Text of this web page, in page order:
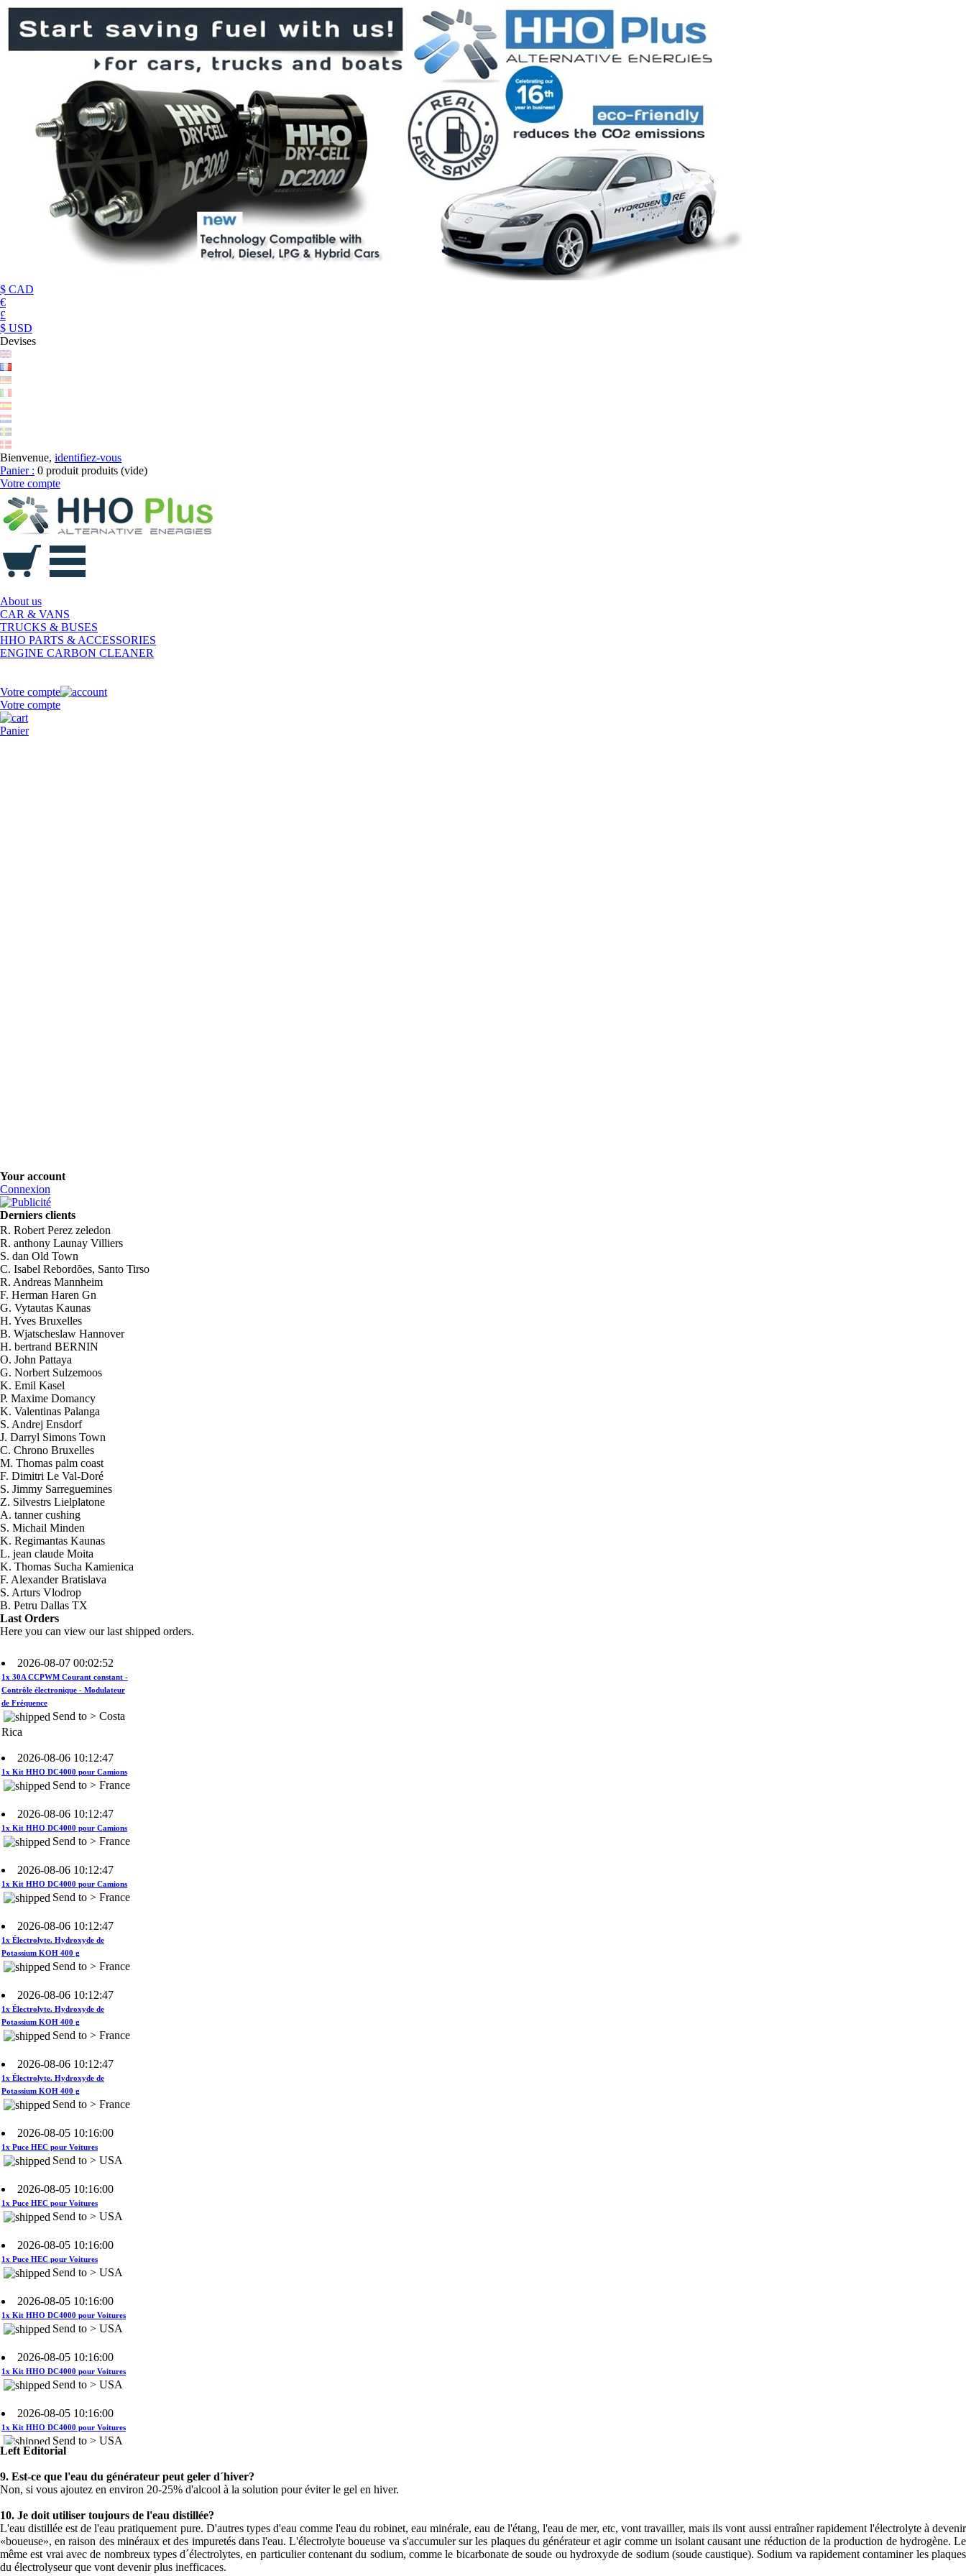
$ CAD
€
£
$ USD
Devises
Bienvenue, identifiez-vous
Panier : 0 produit produits (vide)
Votre compte
About us
CAR & VANS
TRUCKS & BUSES
HHO PARTS & ACCESSORIES
ENGINE CARBON CLEANER
Votre compte
Votre compte
Panier
Your account
Connexion
Derniers clients
R. Robert Perez zeledon
R. anthony Launay Villiers
S. dan Old Town
C. Isabel Rebordões, Santo Tirso
R. Andreas Mannheim
F. Herman Haren Gn
G. Vytautas Kaunas
H. Yves Bruxelles
B. Wjatscheslaw Hannover
H. bertrand BERNIN
O. John Pattaya
G. Norbert Sulzemoos
K. Emil Kasel
P. Maxime Domancy
K. Valentinas Palanga
S. Andrej Ensdorf
J. Darryl Simons Town
C. Chrono Bruxelles
M. Thomas palm coast
F. Dimitri Le Val-Doré
S. Jimmy Sarreguemines
Z. Silvestrs Lielplatone
A. tanner cushing
S. Michail Minden
K. Regimantas Kaunas
L. jean claude Moita
K. Thomas Sucha Kamienica
F. Alexander Bratislava
S. Arturs Vlodrop
B. Petru Dallas TX
Last Orders
Here you can view our last shipped orders.
2026-08-07 00:02:52
1x Kit HHO DC2000 pour Voitures
Send to > Costa
Rica
2026-08-07 00:02:52
Contrôle électronique - Modulateur
de Fréquence
Send to > Costa
Rica
2026-08-06 10:12:47
Send to > France
2026-08-06 10:12:47
Send to > France
2026-08-06 10:12:47
Send to > France
2026-08-06 10:12:47
Potassium KOH 400 g
Send to > France
2026-08-06 10:12:47
Potassium KOH 400 g
Send to > France
2026-08-06 10:12:47
Potassium KOH 400 g
Send to > France
2026-08-05 10:16:00
Send to > USA
2026-08-05 10:16:00
Send to > USA
2026-08-05 10:16:00
Send to > USA
2026-08-05 10:16:00
Send to > USA
2026-08-05 10:16:00
Send to > USA
2026-08-05 10:16:00
Send to > USA
2026-08-04 09:13:36
d'eau
Send to >
2026-08-04 09:13:36
1x Système de contrôle du niveau
d'eau
Send to >
Left Editorial
9. Est-ce que l'eau du générateur peut geler d´hiver?
Non, si vous ajoutez en environ 20-25% d'alcool à la solution pour éviter le gel en hiver.
10. Je doit utiliser toujours de l'eau distillée?
L'eau distillée est de l'eau pratiquement pure. D'autres types d'eau comme l'eau du robinet, eau minérale, eau de l'étang, l'eau de mer, etc, vont travailler, mais ils vont aussi entraîner rapidement l'électrolyte à devenir
«boueuse», en raison des minéraux et des impuretés dans l'eau. L'électrolyte boueuse va s'accumuler sur les plaques du générateur et agir comme un isolant causant une réduction de la production de hydrogène. Le
même est vrai avec de nombreux types d´électrolytes, en particulier contenant du sodium, comme le bicarbonate de soude ou hydroxyde de sodium (soude caustique). Sodium va rapidement contaminer les plaques
du électrolyseur que vont devenir plus inefficaces.